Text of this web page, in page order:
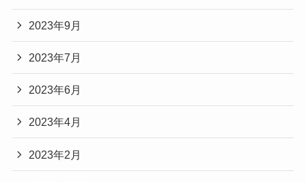
2023年9月
2023年7月
2023年6月
2023年4月
2023年2月